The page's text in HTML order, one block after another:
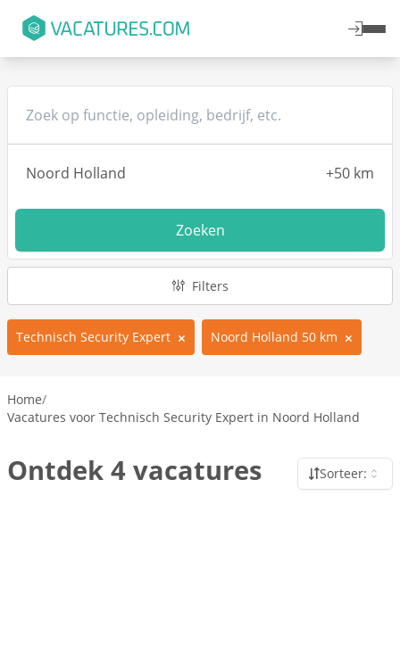
Zoeken
Filters
Technisch Security Expert Noord Holland 50 km
Home/
Vacatures voor Technisch Security Expert in Noord Holland
Ontdek 4 vacatures Sorteer: